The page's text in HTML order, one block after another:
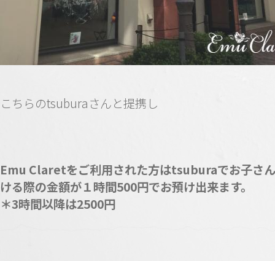
こちらのtsuburaさんと提携し
Emu Claretをご利用された方はtsuburaでお子さ
ける際の金額が１時間500円でお預け出来ます。
＊3時間以降は2500円